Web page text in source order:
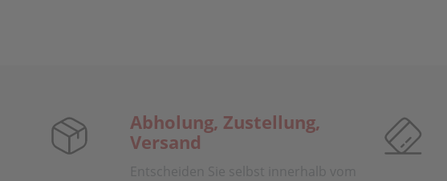
Abholung, Zustellung,
Versand
Entscheiden Sie selbst innerhalb vom